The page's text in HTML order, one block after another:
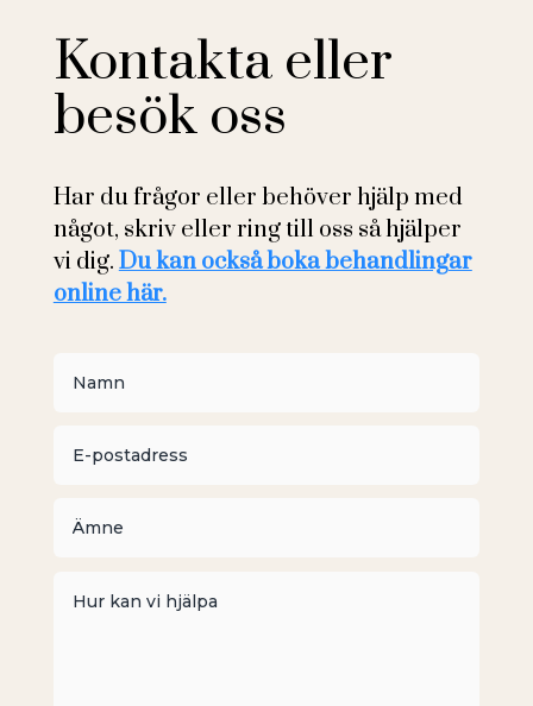
Kontakta eller
besök oss
Har du frågor eller behöver hjälp med
något, skriv eller ring till oss så hjälper
vi dig.Du kan också boka behandlingar
online här.